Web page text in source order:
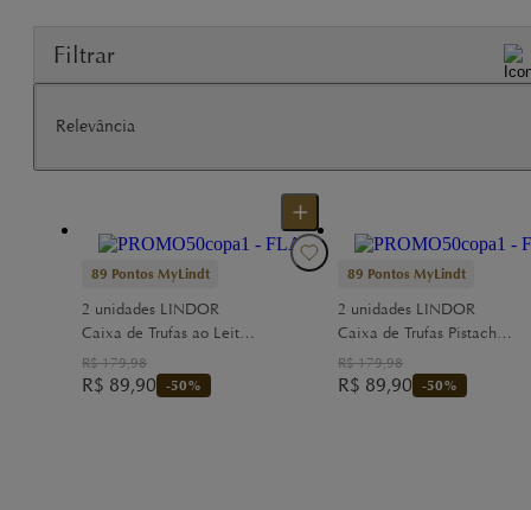
Filtrar
Relevância
89 Pontos MyLindt
2 unidades LINDOR
Caixa de Trufas ao Leite
200g
R$179,98
R$ 89,90 -50%
89 Pontos MyLindt
2 unidades LINDOR
Caixa de Trufas Pistache
200g
R$179,98
R$ 89,90 -50%